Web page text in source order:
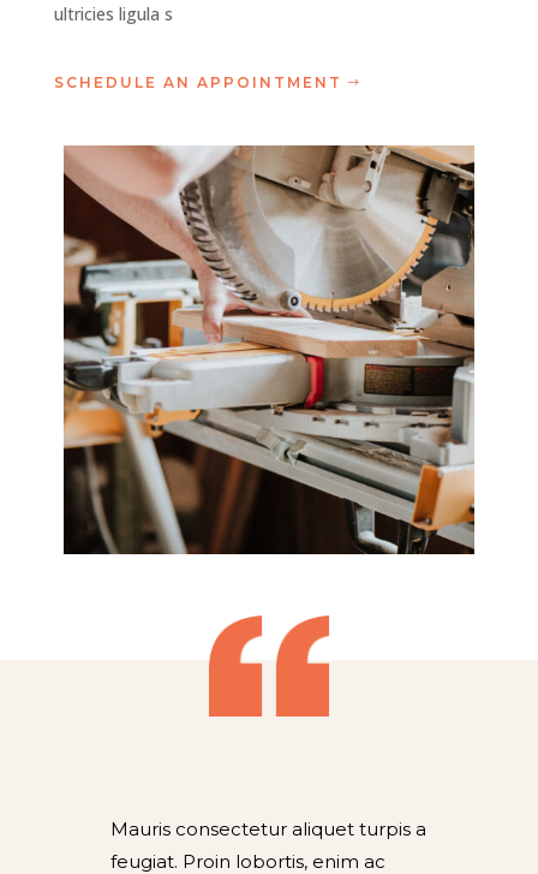
ultricies ligula s
SCHEDULE AN APPOINTMENT
Mauris consectetur aliquet turpis a
feugiat. Proin lobortis, enim ac